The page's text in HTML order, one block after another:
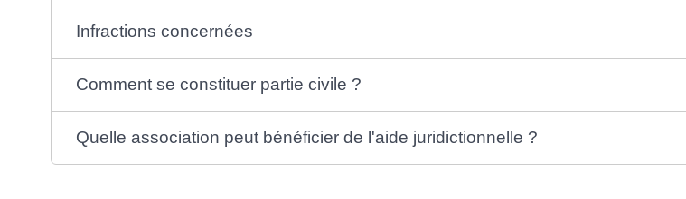
Infractions concernées
Comment se constituer partie civile ?
Quelle association peut bénéficier de l'aide juridictionnelle ?